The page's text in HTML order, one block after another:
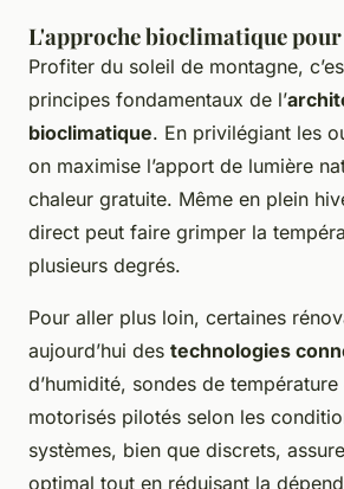
L'approche bioclimatique
Profiter du soleil de montagne,
principes fondamentaux de l’
bioclimatique. En privilégiant les
on maximise l’apport de lumière
chaleur gratuite. Même en plein
direct peut faire grimper la
plusieurs degrés.
Pour aller plus loin, certaines
aujourd’hui des technologies
d’humidité, sondes de
motorisés pilotés selon les
systèmes, bien que discrets,
optimal tout en réduisant la